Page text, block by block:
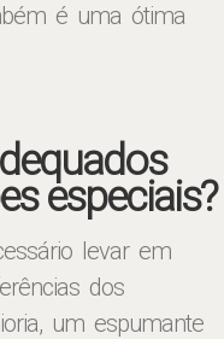
é uma ótima
especiais?
levar em
dos
um espumante